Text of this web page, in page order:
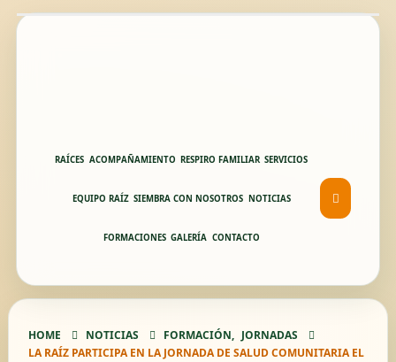
RAÍCES ACOMPAÑAMIENTO RESPIRO FAMILIAR SERVICIOS
EQUIPO RAÍZ SIEMBRA CON NOSOTROS NOTICIAS
FORMACIONES GALERÍA CONTACTO
HOME NOTICIAS FORMACIÓN, JORNADAS
LA RAÍZ PARTICIPA EN LA JORNADA DE SALUD COMUNITARIA EL